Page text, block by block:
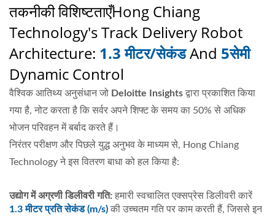
तकनीकी विशिष्टताएँHong Chiang
Technology's Track Delivery Robot
Architecture: 1.3 मीटर/सेकंडAnd 5सेमी
Dynamic Control
वैश्विक आतिथ्य अनुसंधान जो Deloitte Insights द्वारा प्रकाशित किया
गया है, नोट करता है कि सर्वर अपने शिफ्ट के समय का 50% से अधिक
भोजन परिवहन में बर्बाद करते हैं।
निरंतर परीक्षण और पिछले युद्ध अनुभव के माध्यम से, Hong Chiang
Technology ने इस वितरण बाधा को हल किया है:
उद्योग में अग्रणी डिलीवरी गति: हमारी स्वचालित एक्सप्रेस डिलीवरी कारें
1.3 मीटर प्रति सेकंड (m/s) की उच्चतम गति पर काम करती हैं, जिससे इन